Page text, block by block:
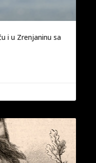
i u Zrenjaninu sa